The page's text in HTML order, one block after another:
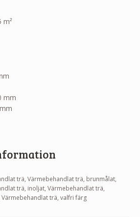
m²
mm
trä, Värmebehandlat trä, brunmålat,
trä, inoljat, Värmebehandlat trä,
trä, valfri färg